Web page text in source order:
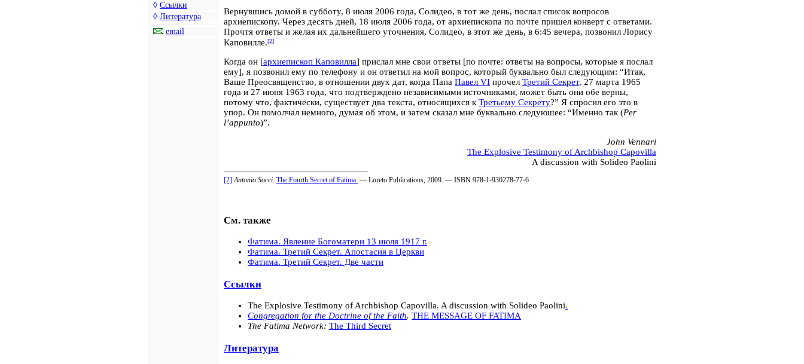
◊ Ссылки
◊ Литература
email
Вернувшись домой в субботу, 8 июля 2006 года, Солидео, в тот же день, послал список вопросов
архиепископу. Через десять дней, 18 июля 2006 года, от архиепископа по почте пришел конверт с ответами.
Прочтя ответы и желая их дальнейшего уточнения, Солидео, в этот же день, в 6:45 вечера, позвонил Лорису
Каповилле.[2]
Когда он [архиепископ Каповилла] прислал мне свои ответы [по почте: ответы на вопросы, которые я послал
ему], я позвонил ему по телефону и он ответил на мой вопрос, который буквально был следующим: “Итак,
Ваше Преосвященство, в отношении двух дат, когда Папа Павел VI прочел Третий Секрет, 27 марта 1965
года и 27 июня 1963 года, что подтверждено независимыми источниками, может быть они обе верны,
потому что, фактически, существует два текста, относящихся кТретьему Секрету?” Я спросил его это в
упор. Он помолчал немного, думая об этом, и затем сказал мне буквально следуюшее: “Именно так(Per
l’appunto)”.
John Vennari
The Explosive Testimony of Archbishop Capovilla
A discussion with Solideo Paolini
[2] Antonio Socci. The Fourth Secret of Fatima. — Loreto Publications, 2009. — ISBN 978-1-930278-77-6
См. также
Фатима. Явление Богоматери 13 июля 1917 г.
Фатима. Третий Секрет. Апостасия в Церкви
Фатима. Третий Секрет. Две части
Ссылки
The Explosive Testimony of Archbishop Capovilla. A discussion with Solideo Paolini.
Congregation for the Doctrine of the Faith. THE MESSAGE OF FATIMA
The Fatima Network: The Third Secret
Литература